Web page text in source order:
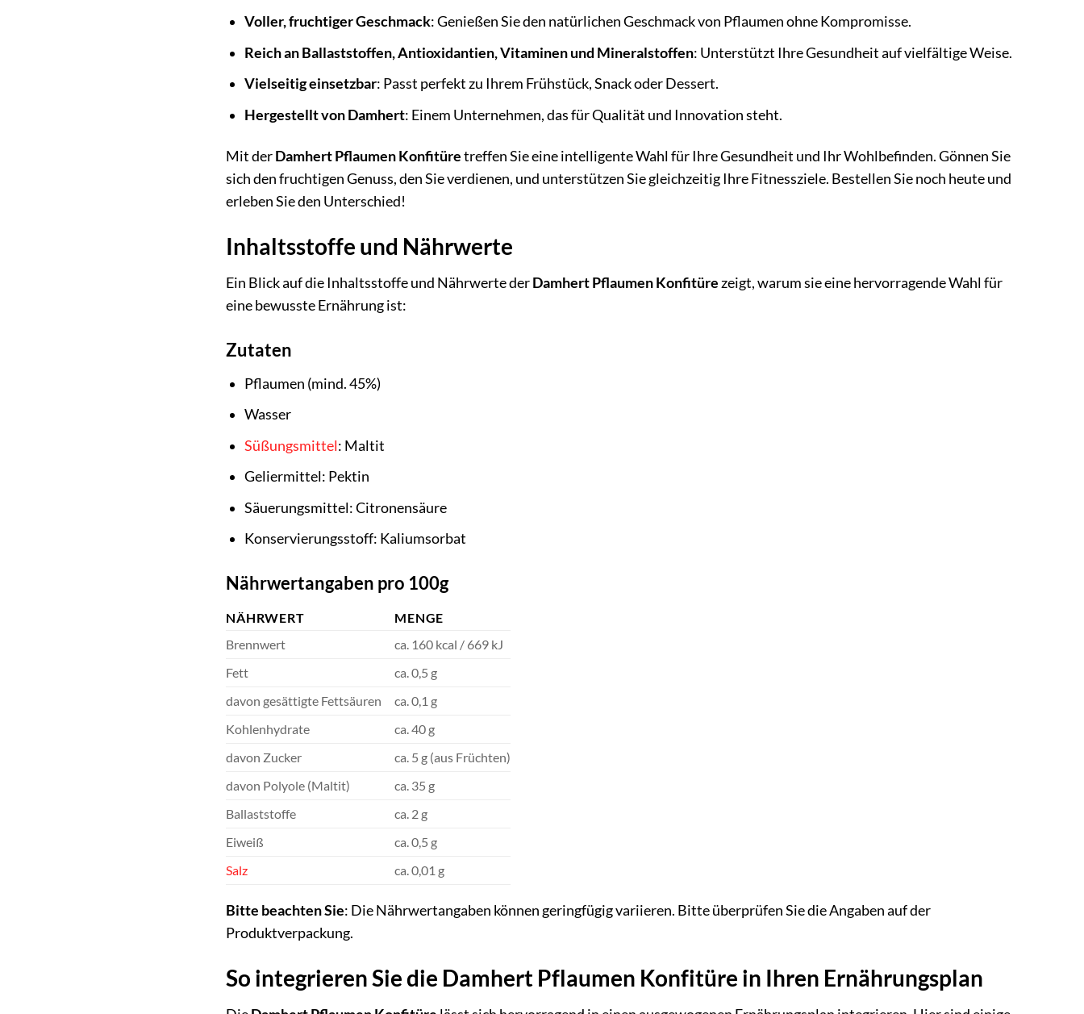
Voller, fruchtiger Geschmack: Genießen Sie den natürlichen Geschmack von Pflaumen ohne Kompromisse.
Reich an Ballaststoffen, Antioxidantien, Vitaminen und Mineralstoffen: Unterstützt Ihre Gesundheit auf vielfältige Weise.
Vielseitig einsetzbar: Passt perfekt zu Ihrem Frühstück, Snack oder Dessert.
Hergestellt von Damhert: Einem Unternehmen, das für Qualität und Innovation steht.
Mit derDamhert Pflaumen Konfitüretreffen Sie eine intelligente Wahl für Ihre Gesundheit und Ihr Wohlbefinden. Gönnen Sie
sich den fruchtigen Genuss, den Sie verdienen, und unterstützen Sie gleichzeitig Ihre Fitnessziele. Bestellen Sie noch heute und
erleben Sie den Unterschied!
Inhaltsstoffe und Nährwerte
Ein Blick auf die Inhaltsstoffe und Nährwerte derDamhert Pflaumen Konfitürezeigt, warum sie eine hervorragende Wahl für
eine bewusste Ernährung ist:
Zutaten
Pflaumen (mind. 45%)
Wasser
Süßungsmittel: Maltit
Geliermittel: Pektin
Säuerungsmittel: Citronensäure
Konservierungsstoff: Kaliumsorbat
Nährwertangaben pro 100g
NÄHRWERT
MENGE
Brennwert
ca. 160 kcal / 669 kJ
Fett
ca. 0,5 g
davon gesättigte Fettsäuren
ca. 0,1 g
Kohlenhydrate
ca. 40 g
davon Zucker
ca. 5 g (aus Früchten)
davon Polyole (Maltit)
ca. 35 g
Ballaststoffe
ca. 2 g
Eiweiß
ca. 0,5 g
Salz
ca. 0,01 g
Bitte beachten Sie: Die Nährwertangaben können geringfügig variieren. Bitte überprüfen Sie die Angaben auf der
Produktverpackung.
So integrieren Sie die Damhert Pflaumen Konfitüre in Ihren Ernährungsplan